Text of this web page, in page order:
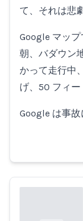
て、それは悲
Google マッ
朝、バダウン
かって走行中
げ、50 フィー
Google は事